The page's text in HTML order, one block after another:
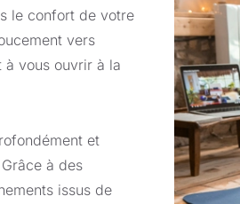
le confort de votre
vers
à vous ouvrir à la
et
à des
issus de